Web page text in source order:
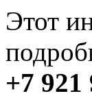
Этот
+7 921